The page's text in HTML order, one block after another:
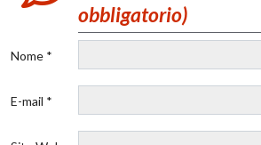
obbligatorio)
Nome *
E-mail *